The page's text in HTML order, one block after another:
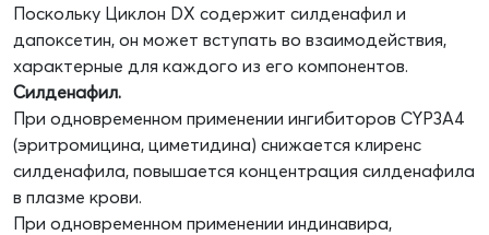
Поскольку Циклон DX содержит силденафил и
дапоксетин, он может вступать во взаимодействия,
характерные для каждого из его компонентов.
Силденафил.
При одновременном применении ингибиторов CYP3A4
(эритромицина, циметидина) снижается клиренс
силденафила, повышается концентрация силденафила
в плазме крови.
При одновременном применении индинавира,